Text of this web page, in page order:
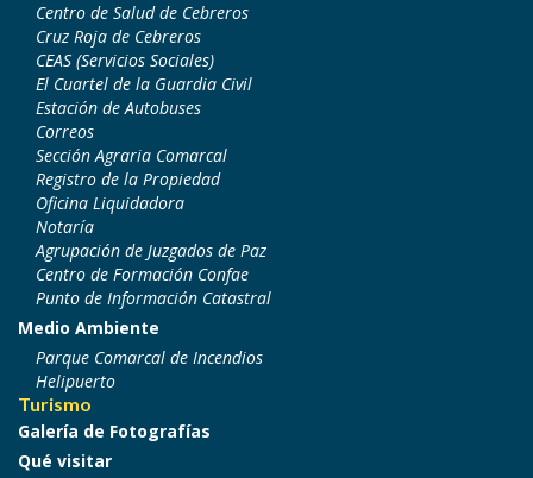
Centro de Salud de Cebreros
Cruz Roja de Cebreros
CEAS (Servicios Sociales)
El Cuartel de la Guardia Civil
Estación de Autobuses
Correos
Sección Agraria Comarcal
Registro de la Propiedad
Oficina Liquidadora
Notaría
Agrupación de Juzgados de Paz
Centro de Formación Confae
Punto de Información Catastral
Medio Ambiente
Parque Comarcal de Incendios
Helipuerto
Turismo
Galería de Fotografías
Qué visitar